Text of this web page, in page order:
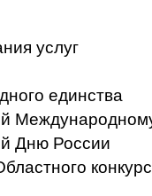
услуг
единства
Дню России